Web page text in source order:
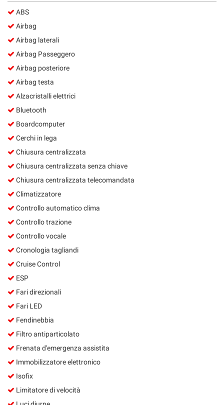
ABS
Airbag
Airbag laterali
Airbag Passeggero
Airbag posteriore
Airbag testa
Alzacristalli elettrici
Bluetooth
Boardcomputer
Cerchi in lega
Chiusura centralizzata
Chiusura centralizzata senza chiave
Chiusura centralizzata telecomandata
Climatizzatore
Controllo automatico clima
Controllo trazione
Controllo vocale
Cronologia tagliandi
Cruise Control
ESP
Fari direzionali
Fari LED
Fendinebbia
Filtro antiparticolato
Frenata d'emergenza assistita
Immobilizzatore elettronico
Isofix
Limitatore di velocità